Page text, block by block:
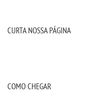
CURTA NOSSA PÁGINA
COMO CHEGAR